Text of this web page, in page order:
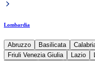
Lombardia
Abruzzo Basilicata
Friuli Venezia Giulia
Lazio